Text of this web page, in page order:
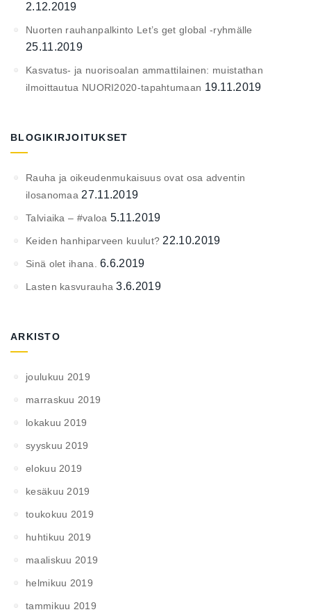
2.12.2019
Nuorten rauhanpalkinto Let’s get global -ryhmälle
25.11.2019
Kasvatus- ja nuorisoalan ammattilainen: muistathan
ilmoittautua NUORI2020-tapahtumaan 19.11.2019
BLOGIKIRJOITUKSET
Rauha ja oikeudenmukaisuus ovat osa adventin
ilosanomaa 27.11.2019
Talviaika – #valoa 5.11.2019
Keiden hanhiparveen kuulut? 22.10.2019
Sinä olet ihana. 6.6.2019
Lasten kasvurauha 3.6.2019
ARKISTO
joulukuu 2019
marraskuu 2019
lokakuu 2019
syyskuu 2019
elokuu 2019
kesäkuu 2019
toukokuu 2019
huhtikuu 2019
maaliskuu 2019
helmikuu 2019
tammikuu 2019